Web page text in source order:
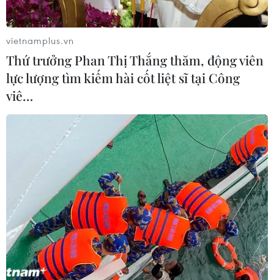
Thanh Hoá đã tiêm được gần 1,9 triệu liều
vaccine phòng COVID-19
18/11/2021 14:02
Đến chiều 18/11, Thanh Hóa đã triển khai tiêm được
vietnamplus.vn
Thứ trưởng Phan Thị Thắng thăm, động viên
lực lượng tìm kiếm hài cốt liệt sĩ tại Công
viê…